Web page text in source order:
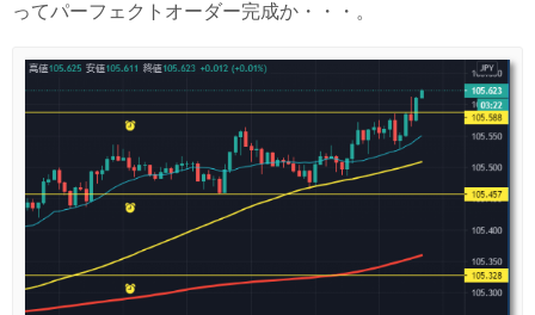
ってパーフェクトオーダー完成か・・・。